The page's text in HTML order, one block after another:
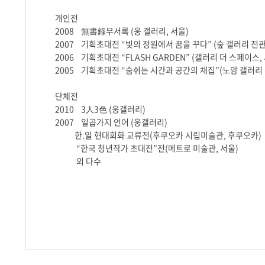
개인전
2008
無書錄무서록 (웅 갤러리 서울)
2007
기획초대전 “빛의 정원에서 꿈을 꾸다” (숲 갤러리 전
2006
기획초대전 “FLASH GARDEN” (갤러리 더 스페이스
2005
기획초대전 “숨쉬는 시간과공간의 채집”(노암 갤러리
단체전
2010
3 人 3色 (웅갤러리)
2007
일곱가지 언어 (웅갤러리)
한 일 현대회화 교류전(후쿠오카 시립미술관 후쿠오카)
“한국 청년작가 초대전”전(메트로 미술관 서울)
외 다수